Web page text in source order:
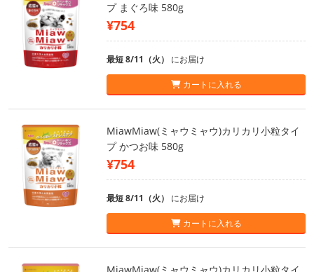
プ まぐろ味 580g
¥754
最短 8/11（火） にお届け
カートに入れる
MiawMiaw(ミャウミャウ)カリカリ小粒タイ
プ かつお味 580g
¥754
最短 8/11（火） にお届け
カートに入れる